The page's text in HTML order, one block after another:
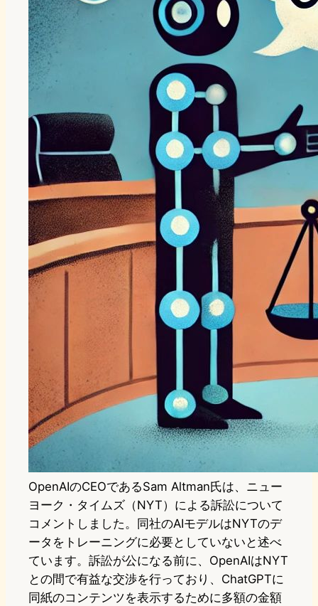
OpenAIのCEOであるSam Altman氏は、ニュー
ヨーク・タイムズ（NYT）による訴訟について
コメントしました。同社のAIモデルはNYTのデ
ータをトレーニングに必要としていないと述べ
ています。訴訟が公になる前に、OpenAIはNYT
との間で有益な交渉を行っており、ChatGPTに
同紙のコンテンツを表示するために多額の金額